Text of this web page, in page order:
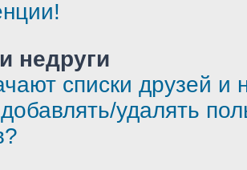
недруги
списки друзей и
удалять